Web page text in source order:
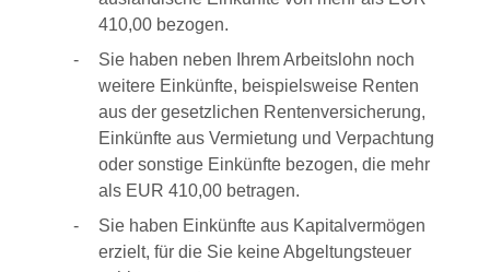
410,00 bezogen.
Sie haben neben Ihrem Arbeitslohn noch
weitere Einkünfte, beispielsweise Renten
aus der gesetzlichen Rentenversicherung,
Einkünfte aus Vermietung und Verpachtung
oder sonstige Einkünfte bezogen, die mehr
als EUR 410,00 betragen.
Sie haben Einkünfte aus Kapitalvermögen
erzielt, für die Sie keine Abgeltungsteuer